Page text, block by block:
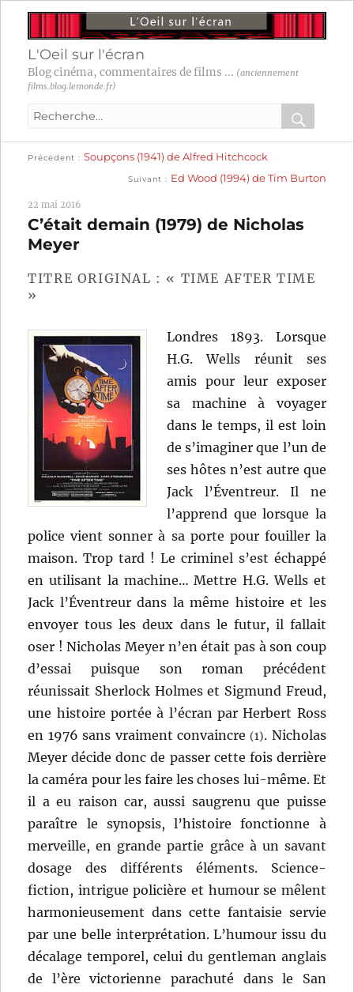
L'Oeil sur l'écran
Blog cinéma, commentaires de films ... (anciennement
films.blog.lemonde.fr)
Recherche
:
OK
Navigation
l’article
Précédent
précédente :
Soupçons (1941) de Alfred Hitchcock
Suivant
suivante :
Ed Wood (1994) de Tim Burton
22 mai 2016
C’était demain (1979) de Nicholas
Meyer
TITRE ORIGINAL : « TIME AFTER TIME
»
Londres 1893. Lorsque
H.G. Wells réunit ses
amis pour leur exposer
sa machine à voyager
dans le temps, il est loin
de s’imaginer que l’un de
ses hôtes n’est autre que
Jack l’Éventreur. Il ne
l’apprend que lorsque la
police vient sonner à sa porte pour fouiller la
maison. Trop tard ! Le criminel s’est échappé
en utilisant la machine… Mettre H.G. Wells et
Jack l’Éventreur dans la même histoire et les
envoyer tous les deux dans le futur, il fallait
oser ! Nicholas Meyer n’en était pas à son coup
d’essai puisque son roman précédent
réunissait Sherlock Holmes et Sigmund Freud,
une histoire portée à l’écran par Herbert Ross
en 1976 sans vraiment convaincre(1). Nicholas
Meyer décide donc de passer cette fois derrière
la caméra pour les faire les choses lui-même. Et
il a eu raison car, aussi saugrenu que puisse
paraître le synopsis, l’histoire fonctionne à
merveille, en grande partie grâce à un savant
dosage des différents éléments. Science-
fiction, intrigue policière et humour se mêlent
harmonieusement dans cette fantaisie servie
par une belle interprétation. L’humour issu du
décalage temporel, celui du gentleman anglais
de l’ère victorienne parachuté dans le San